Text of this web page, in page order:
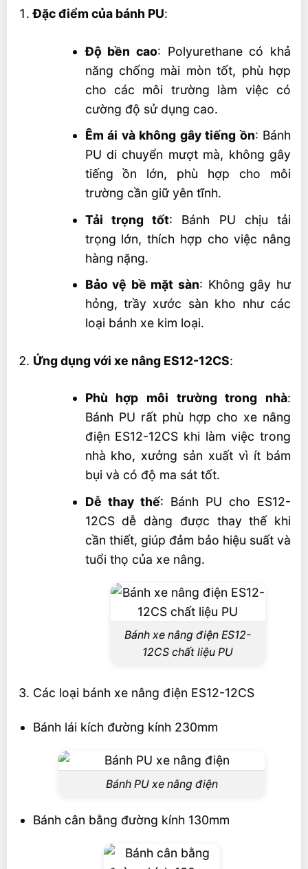
Đặc điểm của bánh PU:
Độ bền cao: Polyurethane có khả
năng chống mài mòn tốt, phù hợp
cho các môi trường làm việc có
cường độ sử dụng cao.
Êm ái và không gây tiếng ồn: Bánh
PU di chuyển mượt mà, không gây
tiếng ồn lớn, phù hợp cho môi
trường cần giữ yên tĩnh.
Tải trọng tốt: Bánh PU chịu tải
trọng lớn, thích hợp cho việc nâng
hàng nặng.
Bảo vệ bề mặt sàn: Không gây hư
hỏng, trầy xước sàn kho như các
loại bánh xe kim loại.
Ứng dụng với xe nâng ES12-12CS:
Phù hợp môi trường trong nhà:
Bánh PU rất phù hợp cho xe nâng
điện ES12-12CS khi làm việc trong
nhà kho, xưởng sản xuất vì ít bám
bụi và có độ ma sát tốt.
Dễ thay thế: Bánh PU cho ES12-
12CS dễ dàng được thay thế khi
cần thiết, giúp đảm bảo hiệu suất và
tuổi thọ của xe nâng.
Bánh xe nâng điện ES12-
12CS chất liệu PU
Các loại bánh xe nâng điện ES12-12CS
Bánh lái kích đường kính 230mm
Bánh PU xe nâng điện
Bánh cân bằng đường kính 130mm